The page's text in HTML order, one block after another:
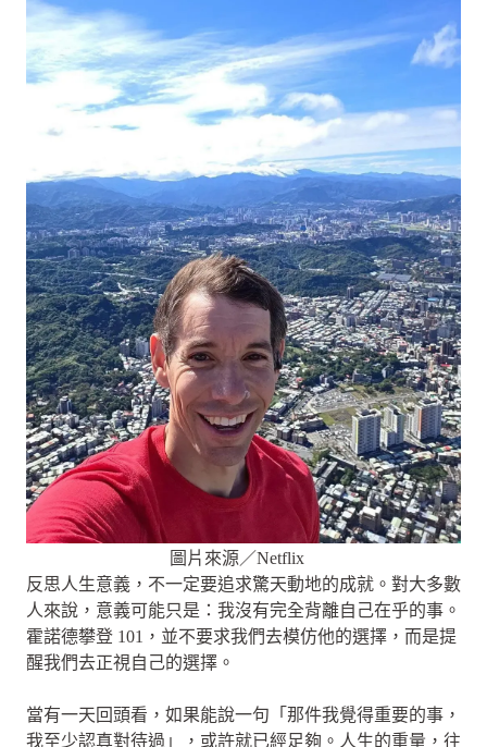
圖片來源／Netflix
反思人生意義，不一定要追求驚天動地的成就。對大多數
人來說，意義可能只是：我沒有完全背離自己在乎的事。
霍諾德攀登 101，並不要求我們去模仿他的選擇，而是提
醒我們去正視自己的選擇。
當有一天回頭看，如果能說一句「那件我覺得重要的事，
我至少認真對待過」，或許就已經足夠。人生的重量，往